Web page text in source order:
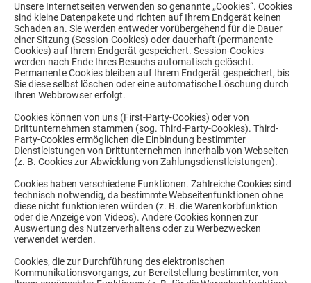
Unsere Internetseiten verwenden so genannte „Cookies“. Cookies
sind kleine Datenpakete und richten auf Ihrem Endgerät keinen
Schaden an. Sie werden entweder vorübergehend für die Dauer
einer Sitzung (Session-Cookies) oder dauerhaft (permanente
Cookies) auf Ihrem Endgerät gespeichert. Session-Cookies
werden nach Ende Ihres Besuchs automatisch gelöscht.
Permanente Cookies bleiben auf Ihrem Endgerät gespeichert, bis
Sie diese selbst löschen oder eine automatische Löschung durch
Ihren Webbrowser erfolgt.
Cookies können von uns (First-Party-Cookies) oder von
Drittunternehmen stammen (sog. Third-Party-Cookies). Third-
Party-Cookies ermöglichen die Einbindung bestimmter
Dienstleistungen von Drittunternehmen innerhalb von Webseiten
(z. B. Cookies zur Abwicklung von Zahlungsdienstleistungen).
Cookies haben verschiedene Funktionen. Zahlreiche Cookies sind
technisch notwendig, da bestimmte Webseitenfunktionen ohne
diese nicht funktionieren würden (z. B. die Warenkorbfunktion
oder die Anzeige von Videos). Andere Cookies können zur
Auswertung des Nutzerverhaltens oder zu Werbezwecken
verwendet werden.
Cookies, die zur Durchführung des elektronischen
Kommunikationsvorgangs, zur Bereitstellung bestimmter, von